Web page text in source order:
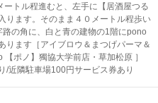
ートル程進むと、左手に【居酒屋つる
ります。そのまま４０メートル程歩い
の角に、白と青の建物の1階にpono
ります［アイブロウ＆まつげパーマ＆
ポノ】獨協大学前店・草加松原 ］
/近隣駐車場100円サービス券あり